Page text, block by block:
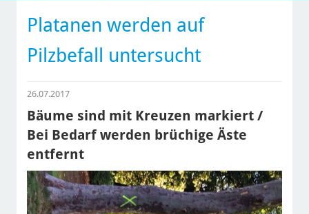
Platanen werden auf
Pilzbefall untersucht
26.07.2017
Bäume sind mit Kreuzen markiert /
Bei Bedarf werden brüchige Äste
entfernt